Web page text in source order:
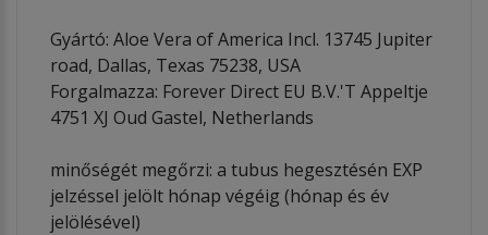
Gyártó: Aloe Vera of America Incl. 13745 Jupiter
road, Dallas, Texas 75238, USA
Forgalmazza: Forever Direct EU B.V.'T Appeltje
4751 XJ Oud Gastel, Netherlands
minőségét megőrzi: a tubus hegesztésén EXP
jelzéssel jelölt hónap végéig (hónap és év
jelölésével)